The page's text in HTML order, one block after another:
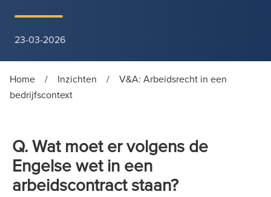
23-03-2026
Home / Inzichten /
V&A: Arbeidsrecht in een
bedrijfscontext
Q. Wat moet er volgens de
Engelse wet in een
arbeidscontract staan?